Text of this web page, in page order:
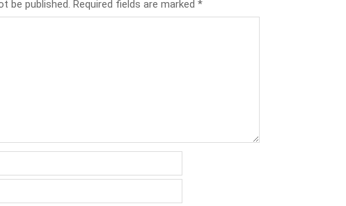
be published. Required fields are marked *